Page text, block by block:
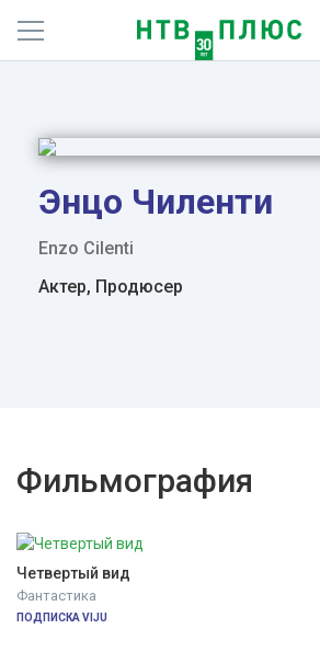
Фильмы и сериалы
Спорт
Подписки
Радио
Энцо Чиленти
Enzo Cilenti
Актер, Продюсер
Фильмография
Четвертый вид
Фантастика
ПОДПИСКА VIJU